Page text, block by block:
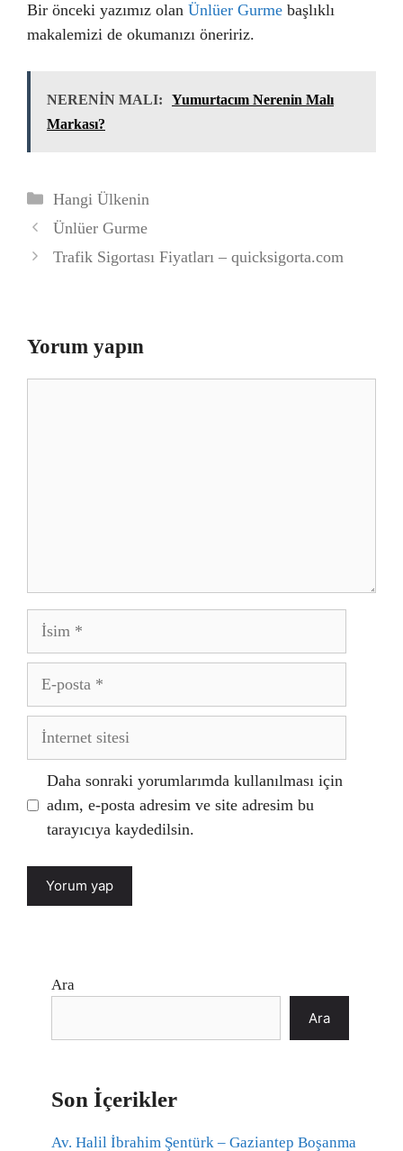
Bir önceki yazımız olan Ünlüer Gurme başlıklı
makalemizi de okumanızı öneririz.
NERENİN MALI:
Yumurtacım Nerenin Malı
Markası?
Kategoriler
Hangi Ülkenin
Ünlüer Gurme
Trafik Sigortası Fiyatları – quicksigorta.com
Yorum yapın
İsim
posta
İnternet
Daha sonraki yorumlarımda kullanılması için
adım, e-posta adresim ve site adresim bu
tarayıcıya kaydedilsin.
Ara
Ara
Son İçerikler
Av. Halil İbrahim Şentürk – Gaziantep Boşanma